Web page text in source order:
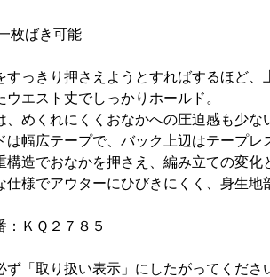
枚ばき可能
すっきり押さえようとすればするほど、
ウエスト丈でしっかりホールド。
、めくれにくくおなかへの圧迫感も少な
は幅広テープで、バック上辺はテープレ
構造でおなかを押さえ、編み立ての変
仕様でアウターにひびきにくく、身生
ＫＱ２７８５
「取り扱い表示」にしたがってくださ